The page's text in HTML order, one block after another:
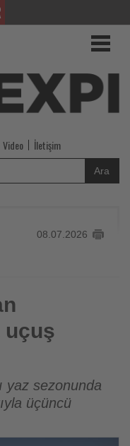
Video İletişim
Ara
08.07.2026
uçuş
yaz sezonunda
üçüncü